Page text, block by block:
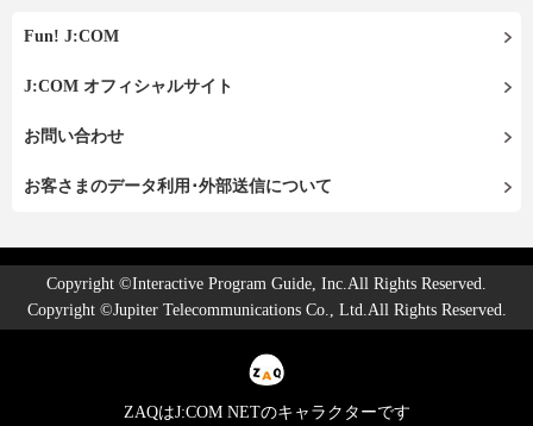
Fun! J:COM
J:COM オフィシャルサイト
お問い合わせ
お客さまのデータ利用･外部送信について
Copyright ©Interactive Program Guide, Inc.All Rights Reserved.
Copyright ©Jupiter Telecommunications Co., Ltd.All Rights Reserved.
ZAQはJ:COM NETのキャラクターです